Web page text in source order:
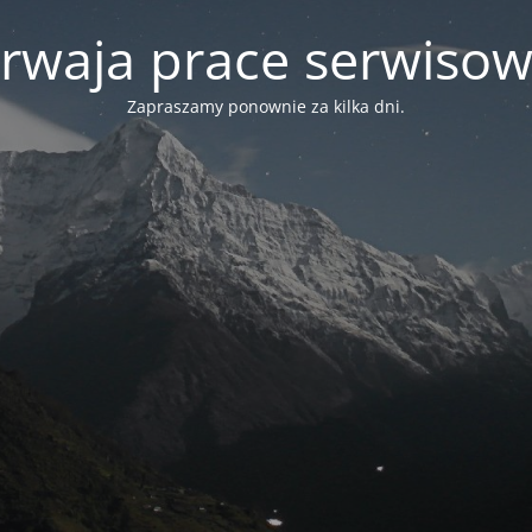
prace
Zapraszamy ponownie za kilka dni.